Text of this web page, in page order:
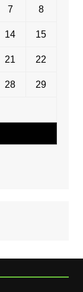
7 8
14 15
21 22
28 29